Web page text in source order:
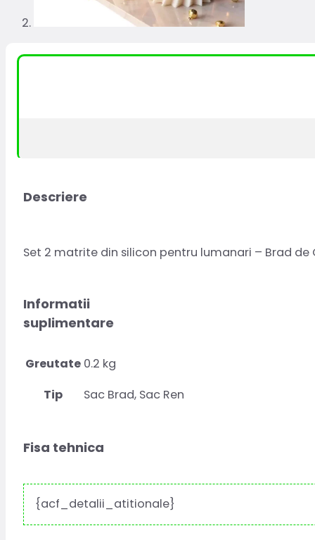
Descriere
Set 2 matrite din silicon pentru lumanari – Brad de
Informatii
suplimentare
Greutate 0.2 kg
Tip
Sac Brad, Sac Ren
Fisa tehnica
{acf_detalii_atitionale}